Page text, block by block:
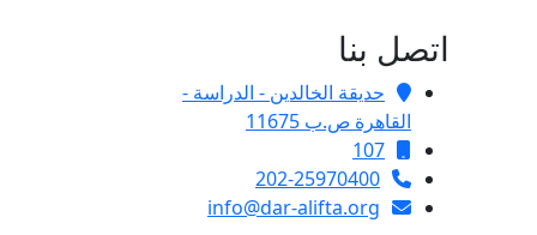
اتصل بنا
حديقة الخالدين - الدراسة -
القاهرة ص.ب 11675
107
202-25970400
info@dar-alifta.org